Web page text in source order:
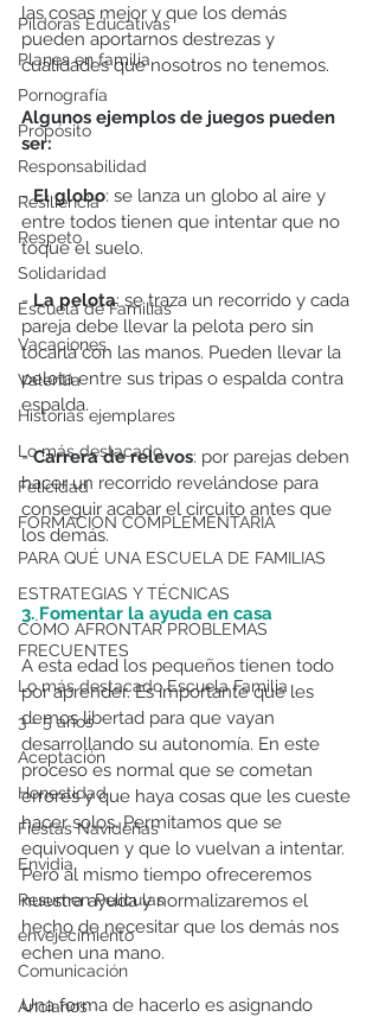
Píldoras Educativas
Planes en familia
Pornografía
Propósito
Responsabilidad
Resiliencia
Respeto
Solidaridad
Escuela de Familias
Vacaciones
Valentía
Historias ejemplares
Lo más destacado
Felicidad
FORMACIÓN COMPLEMENTARIA
PARA QUÉ UNA ESCUELA DE FAMILIAS
ESTRATEGIAS Y TÉCNICAS
CÓMO AFRONTAR PROBLEMAS
FRECUENTES
Lo más destacado Escuela Familia
3 - 5 años
Aceptación
Honestidad
Fiestas Navideñas
Envidia
Resumen Peliculas
envejecimiento
Comunicación
Ancianos
las cosas mejor y que los demás
pueden aportarnos destrezas y
cualidades que nosotros no tenemos.
Algunos ejemplos de juegos pueden
ser:
- El globo: se lanza un globo al aire y
entre todos tienen que intentar que no
toque el suelo.
- La pelota: se traza un recorrido y cada
pareja debe llevar la pelota pero sin
tocarla con las manos. Pueden llevar la
pelota entre sus tripas o espalda contra
espalda.
- Carrera de relevos: por parejas deben
hacer un recorrido revelándose para
conseguir acabar el circuito antes que
los demás.
3. Fomentar la ayuda en casa
A esta edad los pequeños tienen todo
por aprender. Es importante que les
demos libertad para que vayan
desarrollando su autonomía. En este
proceso es normal que se cometan
errores y que haya cosas que les cueste
hacer solos. Permitamos que se
equivoquen y que lo vuelvan a intentar.
Pero al mismo tiempo ofreceremos
nuestra ayuda y normalizaremos el
hecho de necesitar que los demás nos
echen una mano.
Una forma de hacerlo es asignando